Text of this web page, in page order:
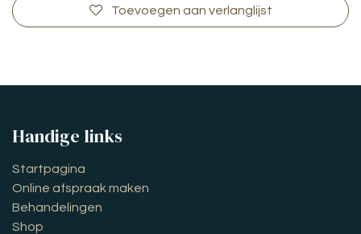
Toevoegen aan verlanglijst
Handige links
Startpagina
Online afspraak maken
Behandelingen
Shop